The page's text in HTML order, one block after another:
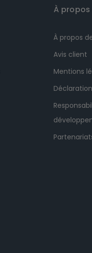
À
À propos
Avis client
Mentions
Déclaration